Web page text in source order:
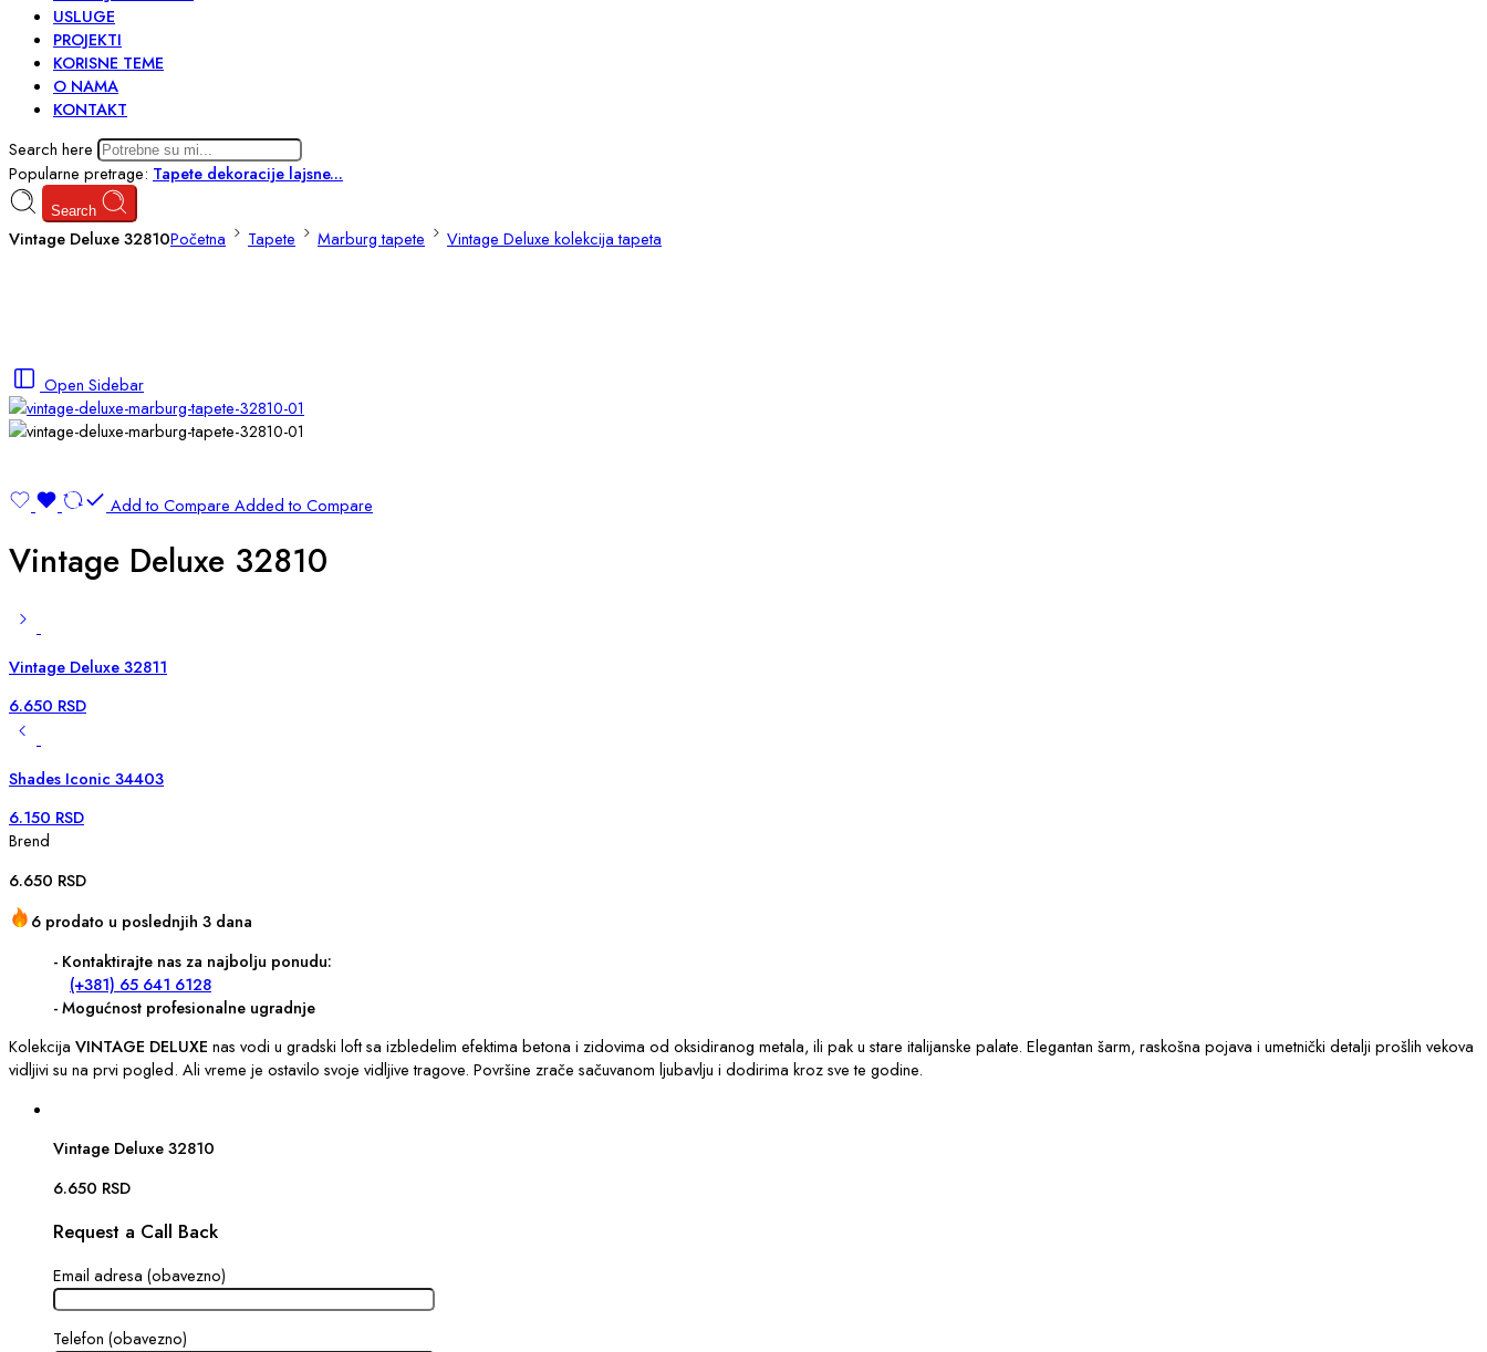
USLUGE
PROJEKTI
KORISNE TEME
O NAMA
KONTAKT
Search here
Popularne pretrage: Tapete dekoracije lajsne...
Search
Vintage Deluxe 32810Početna Tapete Marburg tapete Vintage Deluxe kolekcija tapeta
Open Sidebar
Add to Compare Added to Compare
Vintage Deluxe 32810
Vintage Deluxe 32811
6.650 RSD
Shades Iconic 34403
6.150 RSD
Brend
6.650 RSD
6 prodato u poslednjih 3 dana
- Kontaktirajte nas za najbolju ponudu:
(+381) 65 641 6128
- Mogućnost profesionalne ugradnje
Kolekcija VINTAGE DELUXE nas vodi u gradski loft sa izbledelim efektima betona i zidovima od oksidiranog metala, ili pak u stare italijanske palate. Elegantan šarm, raskošna pojava i umetnički detalji prošlih vekova
vidljivi su na prvi pogled. Ali vreme je ostavilo svoje vidljive tragove. Površine zrače sačuvanom ljubavlju i dodirima kroz sve te godine.
Vintage Deluxe 32810
6.650 RSD
Request a Call Back
Email adresa (obavezno)
Telefon (obavezno)